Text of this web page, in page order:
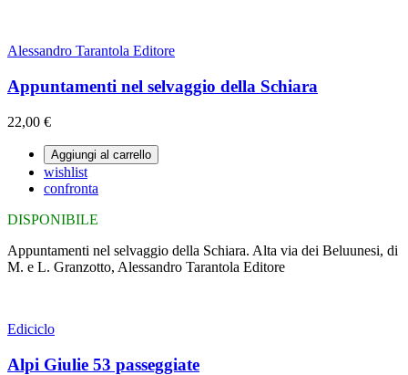
Alessandro Tarantola Editore
Appuntamenti nel selvaggio della Schiara
22,00 €
Aggiungi al carrello
wishlist
confronta
DISPONIBILE
Appuntamenti nel selvaggio della Schiara. Alta via dei Beluunesi, di
M. e L. Granzotto, Alessandro Tarantola Editore
Ediciclo
Alpi Giulie 53 passeggiate